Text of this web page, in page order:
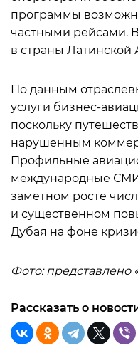
программы
частными рейсами.
в страны
По данным
услуги бизнес-
поскольку
нарушенным
Профильные
международные
заметном росте
и существенном
Дубая на фоне
Фото: представлено
Рассказать о